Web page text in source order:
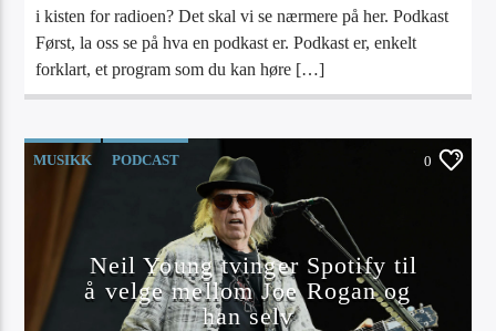
i kisten for radioen? Det skal vi se nærmere på her. Podkast
Først, la oss se på hva en podkast er. Podkast er, enkelt
forklart, et program som du kan høre […]
MUSIKK PODCAST 0
Neil Young tvinger Spotify til
å velge mellom Joe Rogan og
han selv